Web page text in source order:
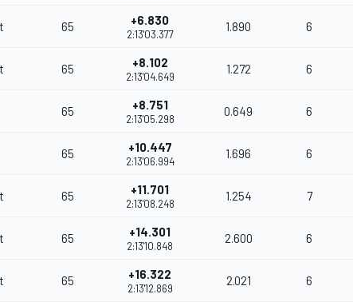
65 +6.830
2:13'03.377
1.890 6
65 +8.102
2:13'04.649
1.272 6
65 +8.751
2:13'05.298
0.649 6
65 +10.447
2:13'06.994
1.696 6
65 +11.701
2:13'08.248
1.254 7
65 +14.301
2:13'10.848
2.600 6
65 +16.322
2:13'12.869
2.021 6